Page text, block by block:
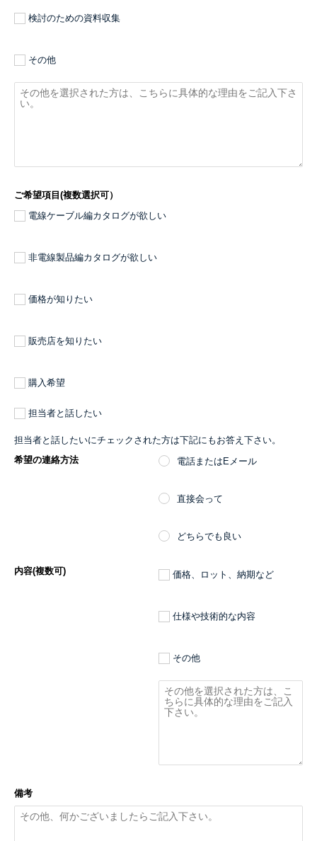
検討のための資料収集
その他
ご希望項目(複数選択可）
電線ケーブル編カタログが欲しい
非電線製品編カタログが欲しい
価格が知りたい
販売店を知りたい
購入希望
担当者と話したい
担当者と話したいにチェックされた方は下記にもお答え下さい。
希望の連絡方法
電話またはEメール
直接会って
どちらでも良い
内容(複数可) 価格、ロット、納期など
仕様や技術的な内容
その他
備考